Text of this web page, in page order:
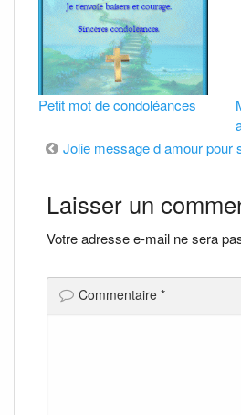
Petit mot de condoléances
Navigation
de
l’article
Jolie message d amour pour
Laisser un
Votre adresse e-mail ne sera
Commentaire *